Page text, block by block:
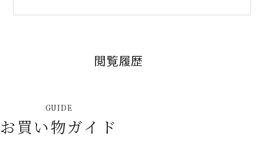
閲覧履歴
GUIDE
お買い物ガイド